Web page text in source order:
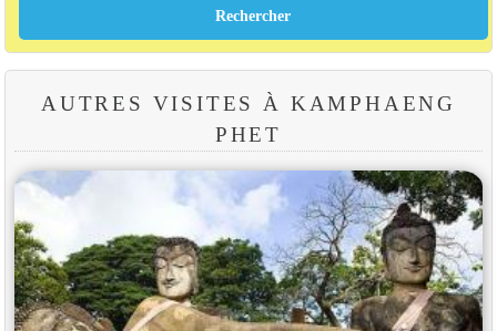
AUTRES VISITES À KAMPHAENG
PHET